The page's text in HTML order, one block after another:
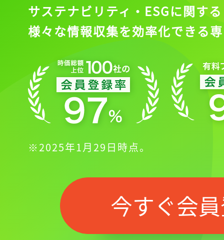
サステナビリティ・ESGに関する
様々な情報収集を効率化できる
※2025年1月29日時点。
今すぐ会